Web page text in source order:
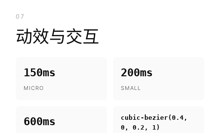
07
动效与交互
150ms
MICRO
200ms
SMALL
600ms
cubic-bezier(0.4,
0, 0.2, 1)